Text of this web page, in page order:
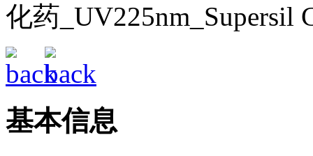
化药_UV225nm_Supersil
基本信息